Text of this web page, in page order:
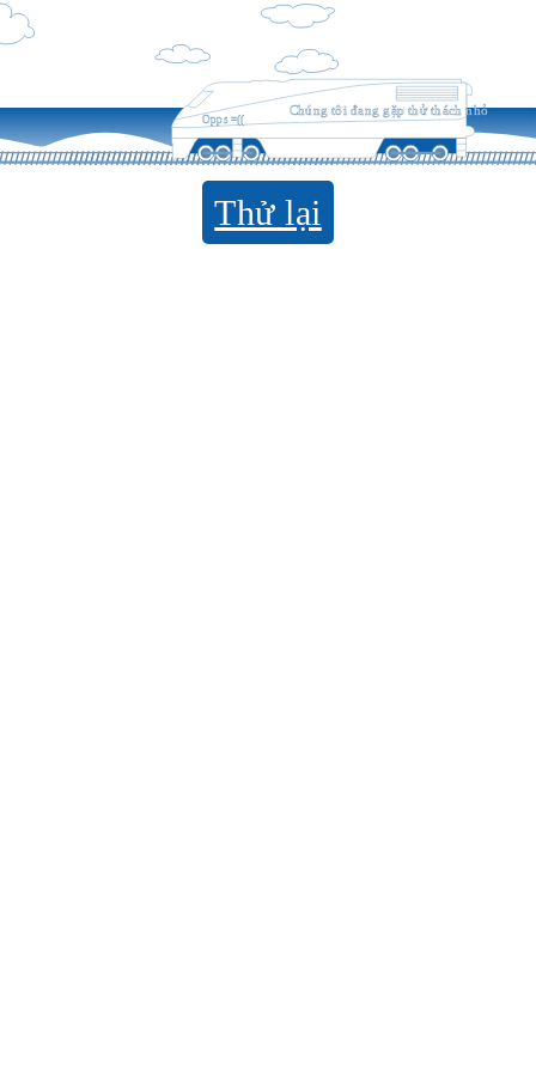
Opps =((
Chúng tôi đang gặp thử thách nhỏ
Thử lại